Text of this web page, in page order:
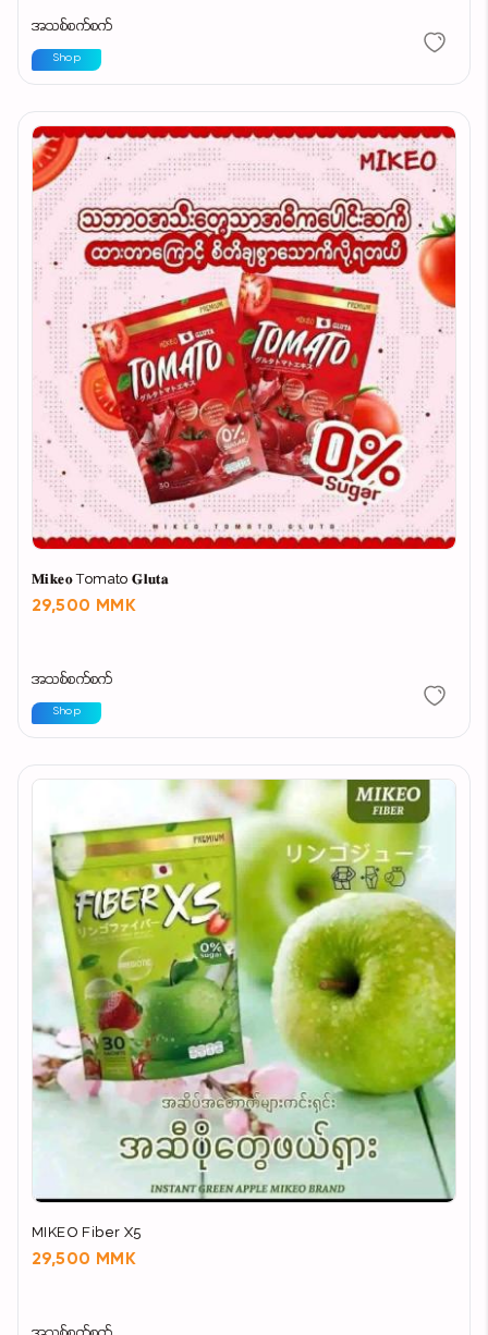
အသစ်စက်စက်
Shop
𝐌𝐢𝐤𝐞𝐨 Tomato 𝐆𝐥𝐮𝐭𝐚
29,500 MMK
အသစ်စက်စက်
Shop
MIKEO Fiber X5
29,500 MMK